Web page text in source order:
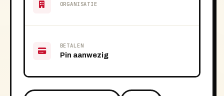
ORGANISATIE
BETALEN
Pin aanwezig